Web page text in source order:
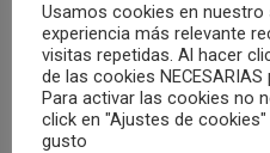
Usamos cookies en nuestro
experiencia más relevante
visitas repetidas. Al hacer
de las cookies
Para activar las cookies no
click en "Ajustes de
gusto